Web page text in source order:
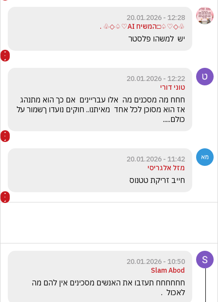
12:28 - 20.01.2026
♧◇♡♤□המשיח AI♡♤◇♧ .
יש  למשהו פלסטר
12:22 - 20.01.2026
טוני דורי
כולם.....
11:42 - 20.01.2026
מזל אלגריסי
חייב זריקת טטנוס
10:50 - 20.01.2026
Slam Abod
לאכול  .